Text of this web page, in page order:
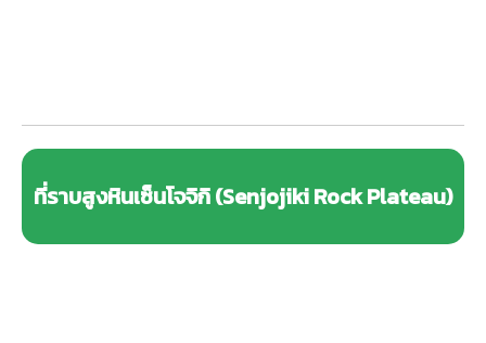
ที่ราบสูงหินเซ็นโจจิกิ (Senjojiki Rock Plateau)